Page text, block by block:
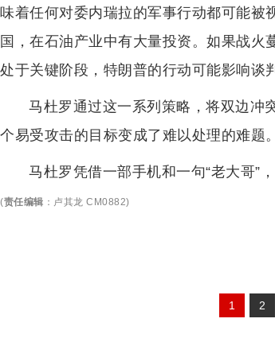
味着任何对委内瑞拉的军事行动都可能被
国，在石油产业中有大量投资。如果战
处于关键阶段，特朗普的行动可能影响谈
马杜罗通过这一系列策略，将双边冲
个易受攻击的目标变成了难以处理的难题
马杜罗凭借一部手机和一句“老大哥”
(责任编辑 ： 卢其龙 CM0882)
1 2